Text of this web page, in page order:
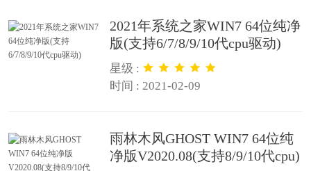
2021年系统之家WIN7 64位纯净
版(支持6/7/8/9/10代cpu驱动)
星级 :
时间 : 2021-02-09
雨林木风GHOST WIN7 64位纯
净版V2020.08(支持8/9/10代cpu)